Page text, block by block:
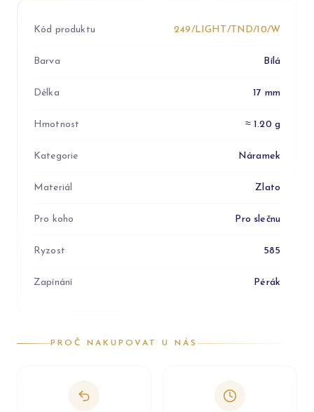
Kód produktu 249/LIGHT/TND/10/W
Barva Bílá
Délka 17 mm
Hmotnost ≈ 1.20 g
Kategorie Náramek
Materiál Zlato
Pro koho Pro slečnu
Ryzost 585
Zapínání Pérák
PROČ NAKUPOVAT U NÁS